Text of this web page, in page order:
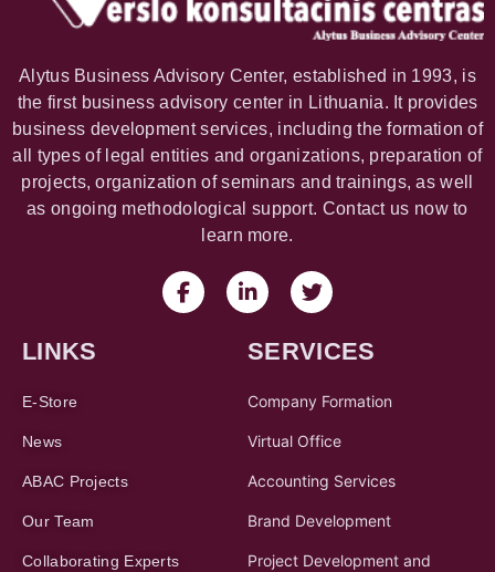
Alytus Business Advisory Center, established in 1993, is
the first business advisory center in Lithuania. It provides
business development services, including the formation of
all types of legal entities and organizations, preparation of
projects, organization of seminars and trainings, as well
as ongoing methodological support. Contact us now to
learn more.
LINKS
E-Store
News
ABAC Projects
Our Team
Collaborating Experts
SERVICES
Company Formation
Virtual Office
Accounting Services
Brand Development
Project Development and